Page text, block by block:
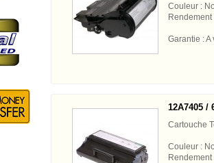
Couleur :
Garantie : A
12A7405 /
Cartouche
Couleur :